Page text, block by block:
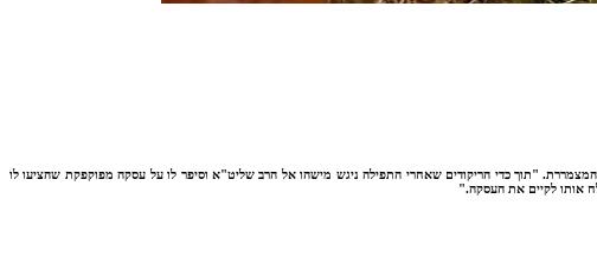
"תוך כדי הריקודים שאחרי התפילה ניגש מישהו אל הרב שליט"א וסיפר לו על עסקה מפוקפקת שהציעו לו
אותו לקיים את העסקה."